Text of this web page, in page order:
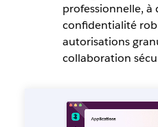
professionnelle,
confidentialité
autorisations
collaboration